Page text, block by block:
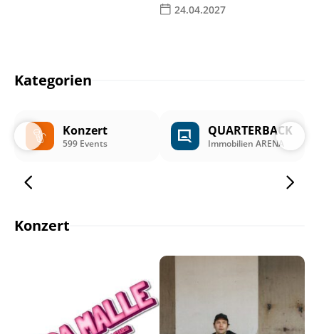
24.04.2027
Kategorien
Konzert
599 Events
QUARTERBACK
Immobilien ARENA
Konzert